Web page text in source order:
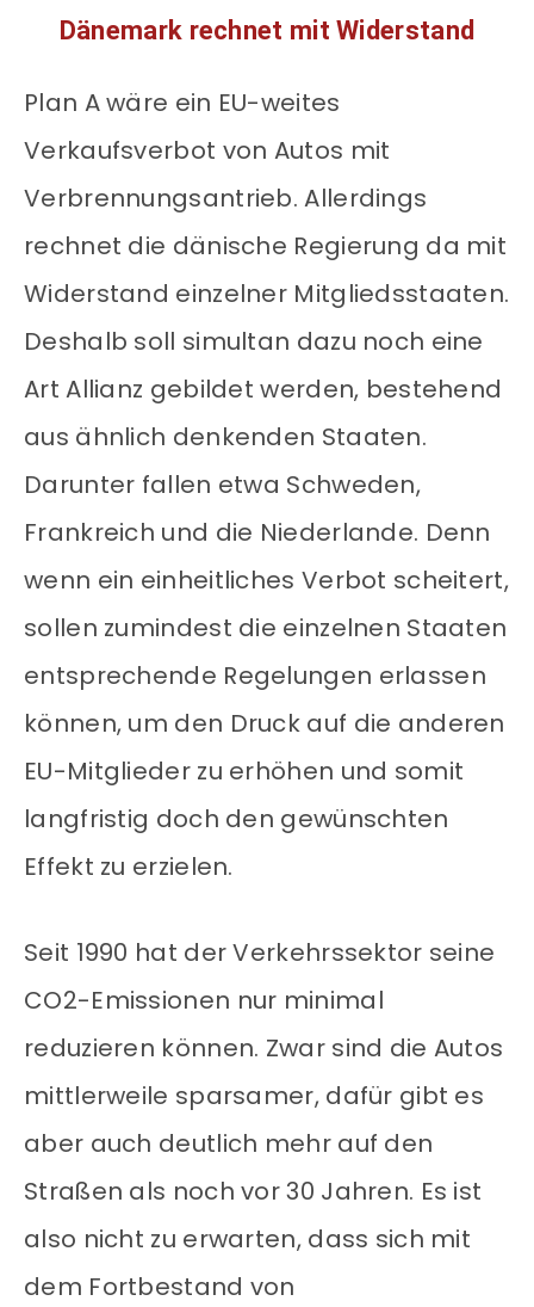
Dänemark rechnet mit Widerstand
Plan A wäre ein EU-weites
Verkaufsverbot von Autos mit
Verbrennungsantrieb. Allerdings
rechnet die dänische Regierung da mit
Widerstand einzelner Mitgliedsstaaten.
Deshalb soll simultan dazu noch eine
Art Allianz gebildet werden, bestehend
aus ähnlich denkenden Staaten.
Darunter fallen etwa Schweden,
Frankreich und die Niederlande. Denn
wenn ein einheitliches Verbot scheitert,
sollen zumindest die einzelnen Staaten
entsprechende Regelungen erlassen
können, um den Druck auf die anderen
EU-Mitglieder zu erhöhen und somit
langfristig doch den gewünschten
Effekt zu erzielen.
Seit 1990 hat der Verkehrssektor seine
CO2-Emissionen nur minimal
reduzieren können. Zwar sind die Autos
mittlerweile sparsamer, dafür gibt es
aber auch deutlich mehr auf den
Straßen als noch vor 30 Jahren. Es ist
also nicht zu erwarten, dass sich mit
dem Fortbestand von